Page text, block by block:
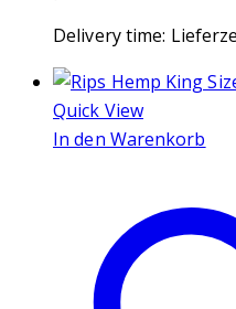
Delivery time:
Quick View
In den Warenkorb